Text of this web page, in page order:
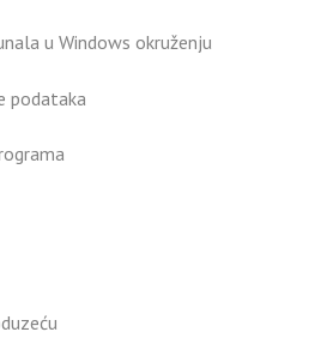
u Windows okruženju
podataka